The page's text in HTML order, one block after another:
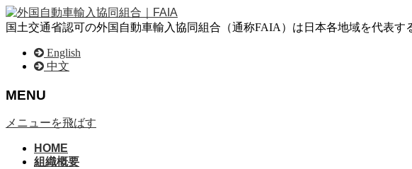
国土交通省認可の外国自動車輸入協同組合（通称FAIA）は日本各地域を代表
English
中文
MENU
メニューを飛ばす
HOME
組織概要